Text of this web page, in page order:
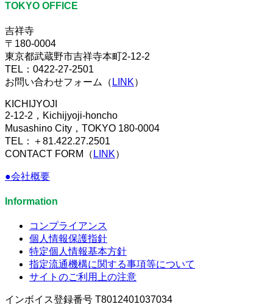
TOKYO OFFICE
吉祥寺
〒180-0004
東京都武蔵野市吉祥寺本町2-12-2
TEL：0422-27-2501
お問い合わせフォーム（ LINK）
KICHIJYOJI
2-12-2，Kichijyoji-honcho
Musashino City，TOKYO 180-0004
TEL：＋81.422.27.2501
CONTACT FORM（ LINK）
●会社概要
Information
コンプライアンス
個人情報保護指針
特定個人情報基本方針
指定流通機構に関する事項等について
サイトのご利用上の注意
インボイス登録番号 T8012401037034